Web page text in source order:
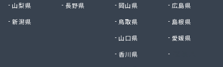
三ツ輪液化瓦斯株式会社 東京営業所
三喜屋商店
山梨県
長野県
新潟県
岡山県
広島県
鳥取県
島根県
山口県
愛媛県
香川県